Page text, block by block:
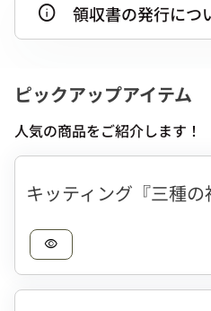
info 領収書の発行につ
ピックアップアイテム
人気の商品をご紹介します！
キッティング『三種の
visibility